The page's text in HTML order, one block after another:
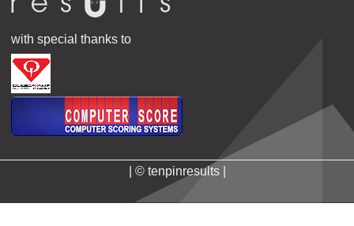
with special thanks to
| © tenpinresults |